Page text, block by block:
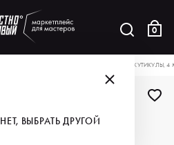
0
НЕТ, ВЫБРАТЬ ДРУГОЙ
GD КУСАЧКИ ДЛЯ КУТИКУЛЫ,